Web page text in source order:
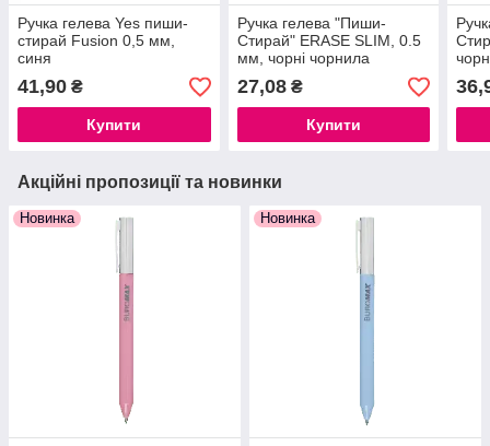
Ручка гелева Yes пиши-
стирай Fusion 0,5 мм,
синя
41,90 ₴
Купити
Ручка гелева "Пиши-
Стирай" ERASE SLIM, 0.5
мм, чорні чорнила
27,08₴
Купити
Акційні пропозиції та новинки
Новинка Новинка